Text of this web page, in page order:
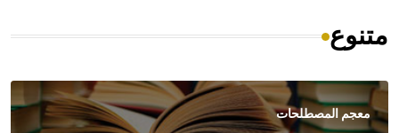
متنوع
معجم المصطلحات